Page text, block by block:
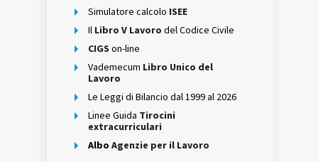
Simulatore calcolo ISEE
Il Libro V Lavoro del Codice Civile
CIGS on-line
Vademecum Libro Unico del
Lavoro
Le Leggi di Bilancio dal 1999 al 2026
Linee Guida Tirocini
extracurriculari
Albo Agenzie per il Lavoro